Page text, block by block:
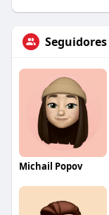
Seguidores
Michail Popov